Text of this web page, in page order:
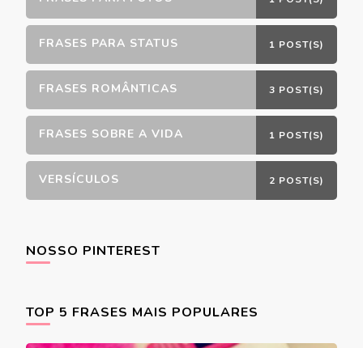
FRASES PARA STATUS 1 POST(S)
FRASES ROMÂNTICAS 3 POST(S)
FRASES SOBRE A VIDA 1 POST(S)
VERSÍCULOS 2 POST(S)
NOSSO PINTEREST
TOP 5 FRASES MAIS POPULARES